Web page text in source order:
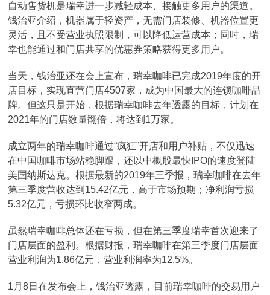
自动售货机是瑞幸进一步减轻成本、接触更多用户的渠道。
钱治亚介绍，机器属于轻资产，无需门店装修、机器位置更
灵活，且不受营业执照限制，可以降低运营成本；同时，瑞
幸也能通过和门店共享的优惠券策略获得更多用户。
当天，钱治亚还在会上宣布，瑞幸咖啡已完成2019年度的开
店目标，实现直营门店4507家，成为中国最大的连锁咖啡品
牌。但这只是开始，根据瑞幸咖啡去年透露的目标，计划在
2021年的门店数量翻倍，将达到1万家。
成立两年的瑞幸咖啡通过“疯狂”开店和用户补贴，不仅迅速
在中国咖啡市场站稳脚跟，还以中概股最快IPO的速度登陆
美国纳斯达克。根据最新的2019年三季报，瑞幸咖啡在去年
第三季度营收达到15.42亿元，高于市场预期；净利润亏损
5.32亿元，亏损环比收窄两成。
虽然瑞幸咖啡总体还在亏损，但在第三季度瑞幸首次迎来了
门店层面的盈利。根据财报，瑞幸咖啡在第三季度门店层面
营业利润为1.86亿元，营业利润率为12.5%。
1月8日在发布会上，钱治亚透露，目前瑞幸咖啡的交易用户